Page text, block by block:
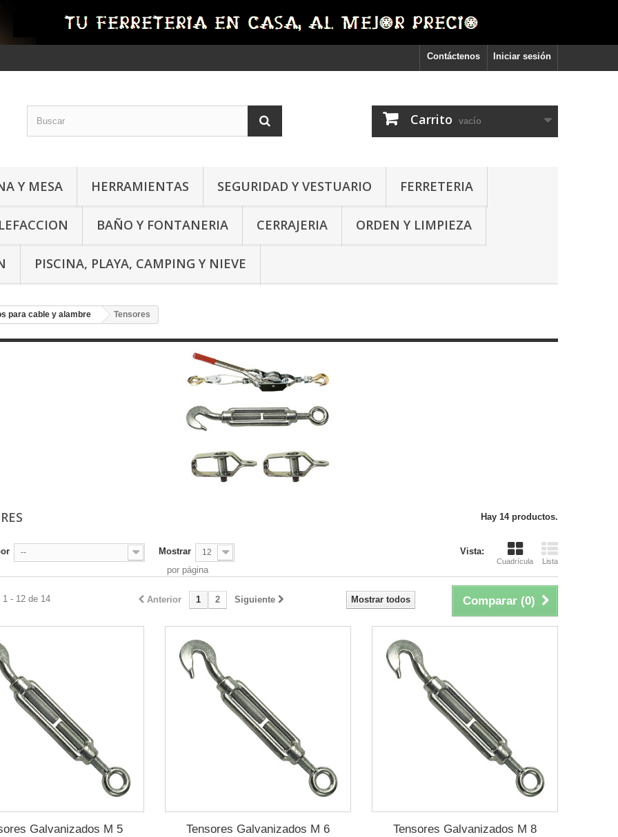
Iniciar sesión
Contáctenos
Carrito vacío
Y MESA HERRAMIENTAS SEGURIDAD Y VESTUARIO FERRETERIA
BAÑO Y FONTANERIA CERRAJERIA ORDEN Y LIMPIEZA
PISCINA, PLAYA, CAMPING Y NIEVE
para cable y alambre Tensores
Hay 14 productos.
Vista:
Cuadrícula Lista
-- Mostrar 12
por página
Comparar (0)
Mostrar todos
Anterior 1 2 Siguiente
1 - 12 de 14
Galvanizados M 5
Tensores Galvanizados M 6
Tensores Galvanizados M 8